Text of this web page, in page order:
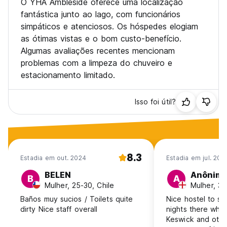
O YHA Ambleside oferece uma localização
fantástica junto ao lago, com funcionários
simpáticos e atenciosos. Os hóspedes elogiam
as ótimas vistas e o bom custo-benefício.
Algumas avaliações recentes mencionam
problemas com a limpeza do chuveiro e
estacionamento limitado.
Isso foi útil?
Estadia em out. 2024 8.3
B BELEN
Mulher, 25-30, Chile
Baños muy sucios / Toilets quite
dirty Nice staff overall
Estadia em jul.
A
Mulher,
Nice hostel to
nights there
Keswick and